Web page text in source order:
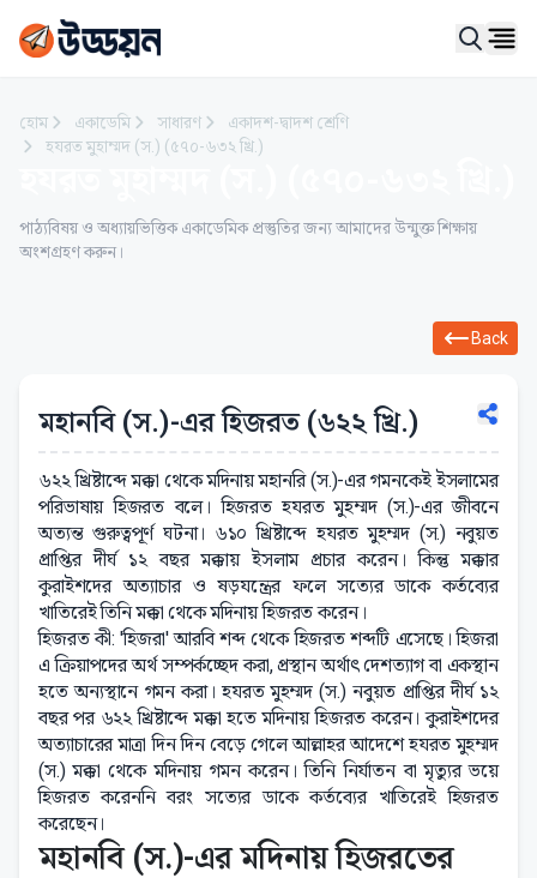
হোম একাডেমি সাধারণ
একাদশ-দ্বাদশ শ্রেণি
হযরত মুহাম্মদ (স.) (৫৭০-৬৩২ খ্রি.)
পাঠ্যবিষয় ও অধ্যায়ভিত্তিক একাডেমিক প্রস্তুতির জন্য আমাদের উন্মুক্ত শিক্ষায়
অংশগ্রহণ করুন।
Back
মহানবি (স.)-এর হিজরত (৬২২ খ্রি.)
৬২২ খ্রিষ্টাব্দে মক্কা থেকে মদিনায় মহানরি (স.)-এর গমনকেই ইসলামের
পরিভাষায় হিজরত বলে। হিজরত হযরত মুহম্মদ (স.)-এর জীবনে
অত্যন্ত গুরুত্বপূর্ণ ঘটনা। ৬১০ খ্রিষ্টাব্দে হযরত মুহম্মদ (স.) নবুয়ত
প্রাপ্তির দীর্ঘ ১২ বছর মক্কায় ইসলাম প্রচার করেন। কিন্তু মক্কার
কুরাইশদের অত্যাচার ও ষড়যন্ত্রের ফলে সত্যের ডাকে কর্তব্যের
খাতিরেই তিনি মক্কা থেকে মদিনায় হিজরত করেন।
হিজরত কী: 'হিজরা' আরবি শব্দ থেকে হিজরত শব্দটি এসেছে। হিজরা
এ ক্রিয়াপদের অর্থ সম্পর্কচ্ছেদ করা, প্রস্থান অর্থাৎ দেশত্যাগ বা একস্থান
হতে অন্যস্থানে গমন করা। হযরত মুহম্মদ (স.) নবুয়ত প্রাপ্তির দীর্ঘ ১২
বছর পর ৬২২ খ্রিষ্টাব্দে মক্কা হতে মদিনায় হিজরত করেন। কুরাইশদের
অত্যাচারের মাত্রা দিন দিন বেড়ে গেলে আল্লাহর আদেশে হযরত মুহম্মদ
(স.) মক্কা থেকে মদিনায় গমন করেন। তিনি নির্যাতন বা মৃত্যুর ভয়ে
হিজরত করেননি বরং সত্যের ডাকে কর্তব্যের খাতিরেই হিজরত
করেছেন।
মহানবি (স.)-এর মদিনায় হিজরতের